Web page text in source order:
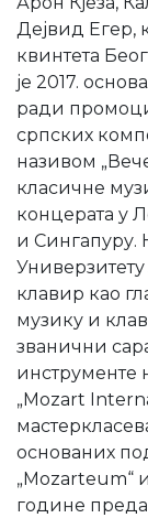
Дејвид Егер,
квинтета
је 2017.
ради
српских
називом
класичне
концерата у
и Сингапуру.
клавир као
музику и
званични
инструменте
„Mozart
основаних
„Mozarteum“
године